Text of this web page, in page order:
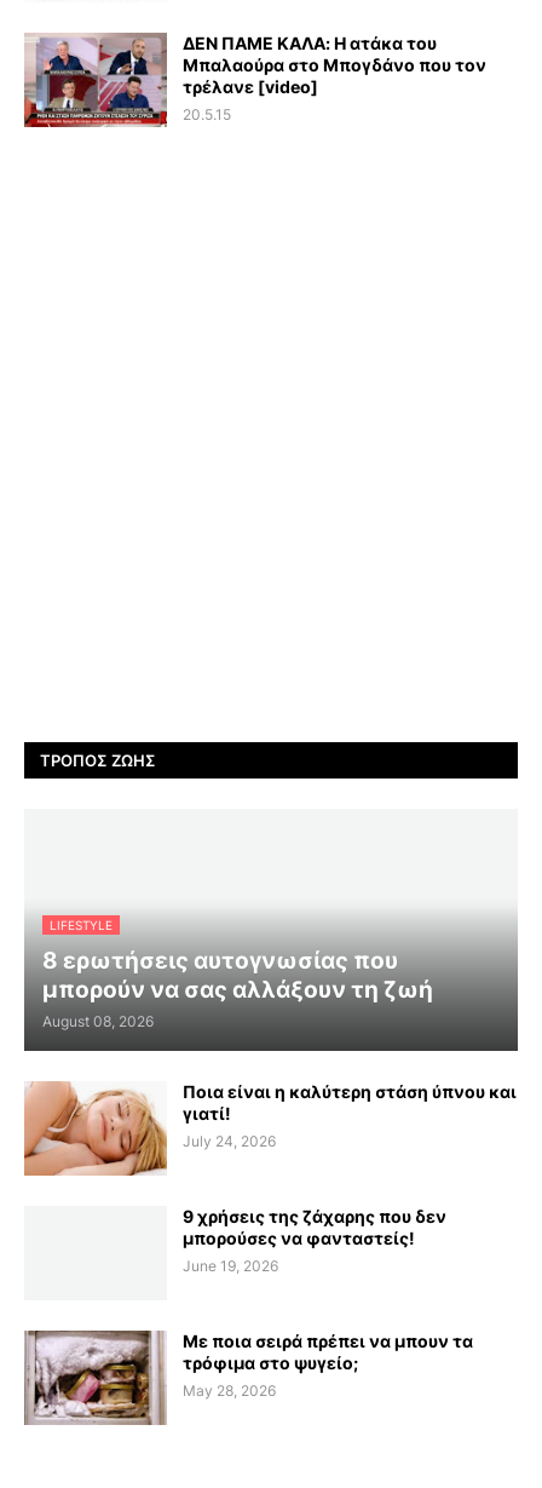
ΔΕΝ ΠΑΜΕ ΚΑΛΑ: Η ατάκα του
Μπαλαούρα στο Μπογδάνο που τον
τρέλανε [video]
20.5.15
ΤΡΌΠΟΣ ΖΩΉΣ
LIFESTYLE
8 ερωτήσεις αυτογνωσίας που
μπορούν να σας αλλάξουν τη ζωή
August 08, 2026
Ποια είναι η καλύτερη στάση ύπνου και
γιατί!
July 24, 2026
9 χρήσεις της ζάχαρης που δεν
μπορούσες να φανταστείς!
June 19, 2026
Με ποια σειρά πρέπει να μπουν τα
τρόφιμα στο ψυγείο;
May 28, 2026